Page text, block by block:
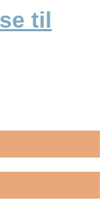
til